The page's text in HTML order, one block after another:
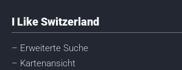
I Like Switzerland
– Erweiterte Suche
– Kartenansicht